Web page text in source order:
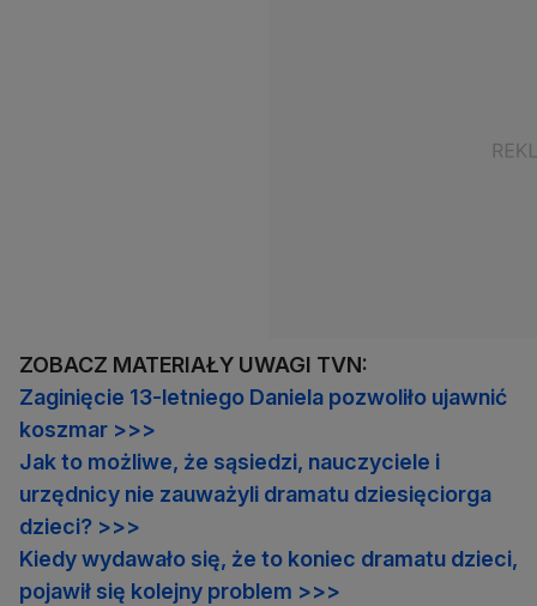
ZOBACZ MATERIAŁY UWAGI TVN:
Zaginięcie 13-letniego Daniela pozwoliło ujawnić
koszmar >>>
Jak to możliwe, że sąsiedzi, nauczyciele i
urzędnicy nie zauważyli dramatu dziesięciorga
dzieci? >>>
Kiedy wydawało się, że to koniec dramatu dzieci,
pojawił się kolejny problem >>>